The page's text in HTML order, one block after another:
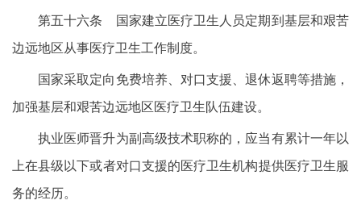
第五十六条 国家建立医疗卫生人员定期到基层和艰苦
边远地区从事医疗卫生工作制度。
国家采取定向免费培养、对口支援、退休返聘等措施，
加强基层和艰苦边远地区医疗卫生队伍建设。
执业医师晋升为副高级技术职称的，应当有累计一年以
上在县级以下或者对口支援的医疗卫生机构提供医疗卫生服
务的经历。